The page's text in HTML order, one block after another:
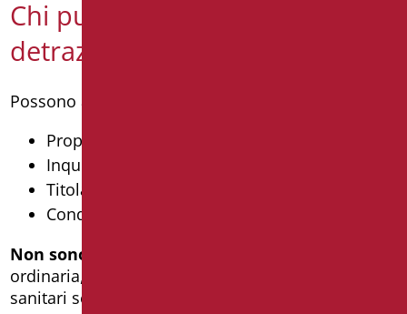
Chi può usufruire della
detrazione?
Possono accedere al Bonus Ristrutturazione:
Proprietari di immobili residenziali
Inquilini o comodatari
Titolari di diritti reali sull’immobile
Condomini per le parti comuni
Non sono ammessi
ordinaria, come la semplice sostituzione dei
sanitari senza modificare impianti o strutture.